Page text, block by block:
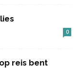
0
reis bent